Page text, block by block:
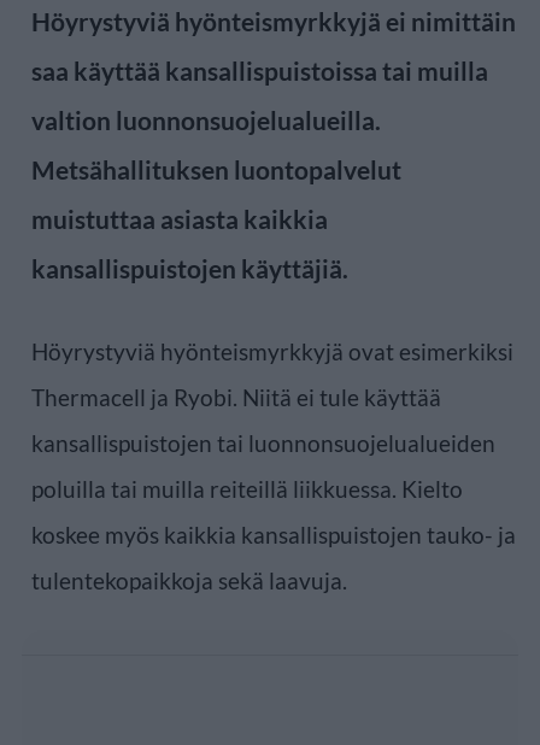
Höyrystyviä hyönteismyrkkyjä ei nimittäin
saa käyttää kansallispuistoissa tai muilla
valtion luonnonsuojelualueilla.
Metsähallituksen luontopalvelut
muistuttaa asiasta kaikkia
kansallispuistojen käyttäjiä.
Höyrystyviä hyönteismyrkkyjä ovat esimerkiksi
Thermacell ja Ryobi. Niitä ei tule käyttää
kansallispuistojen tai luonnonsuojelualueiden
poluilla tai muilla reiteillä liikkuessa. Kielto
koskee myös kaikkia kansallispuistojen tauko- ja
tulentekopaikkoja sekä laavuja.